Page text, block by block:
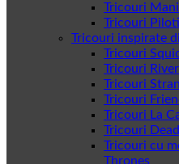
Tricouri
Tricouri Piloti
Tricouri inspirate
Tricouri
Tricouri
Tricouri
Tricouri
Tricouri La
Tricouri
Tricouri cu
Thrones